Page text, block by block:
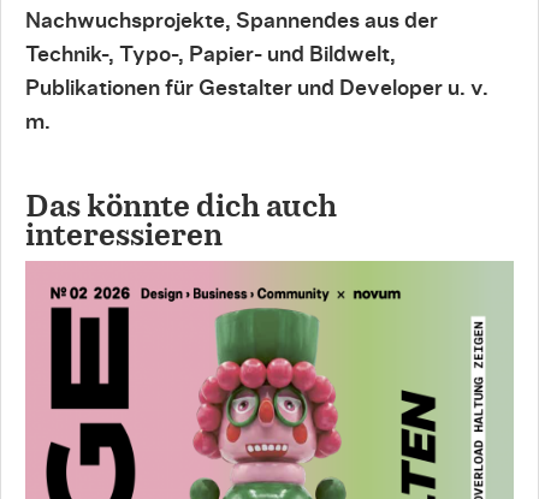
Nachwuchsprojekte, Spannendes aus der
Technik-, Typo-, Papier- und Bildwelt,
Publikationen für Gestalter und Developer u. v.
m.
Das könnte dich auch
interessieren